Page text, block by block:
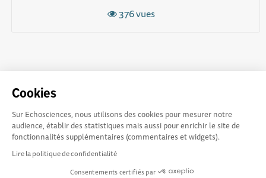
Cookies
Sur Echosciences, nous utilisons des cookies pour mesurer notre
audience, établir des statistiques mais aussi pour enrichir le site de
fonctionnalités supplémentaires (commentaires et widgets).
Lire la politique de confidentialité
Consentements certifiés par
376 vues
Conditions Générales d'utilisation
Explorer, s’exprimer,
rentrer en contact :
Echosciences Bretagne est le réseau social des amateurs et
passionnés de sciences et de technologies en Bretagne.
Les contenus sont sous Licence Creative Commons Attribution - Pas d'Utilisation